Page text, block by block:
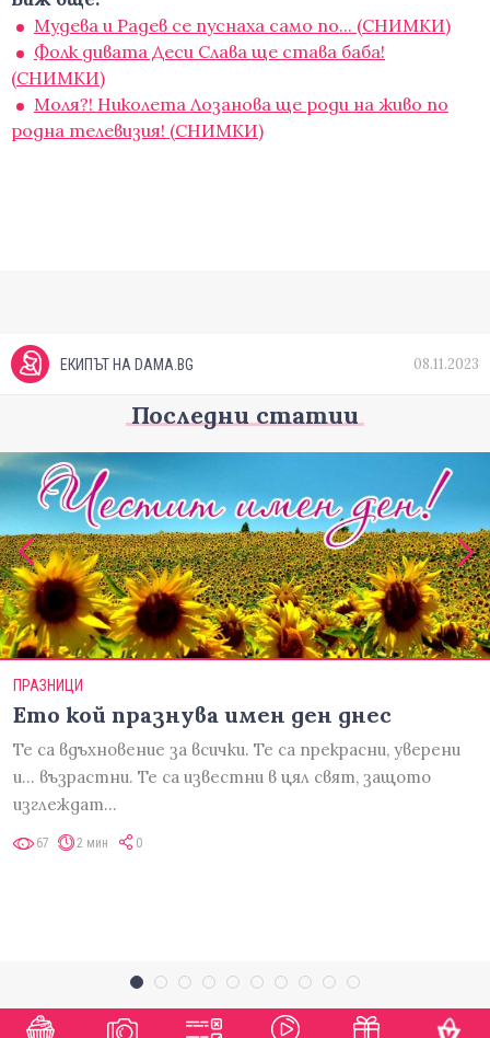
Мудева и Радев се пуснаха само по... (СНИМКИ)
Фолк дивата Деси Слава ще става баба!
(СНИМКИ)
Моля?! Николета Лозанова ще роди на живо по
родна телевизия! (СНИМКИ)
ЕКИПЪТ НА DAMA.BG 08.11.2023
Последни статии
ПРАЗНИЦИ
Ето кой празнува имен ден днес
Те са вдъхновение за всички. Те са прекрасни, уверени
и... възрастни. Те са известни в цял свят, защото
изглеждат…
67 2 мин 0